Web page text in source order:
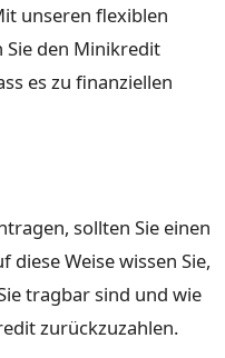
unseren flexiblen
Sie den Minikredit
es zu finanziellen
sollten Sie einen
diese Weise wissen Sie,
tragbar sind und wie
zurückzuzahlen.